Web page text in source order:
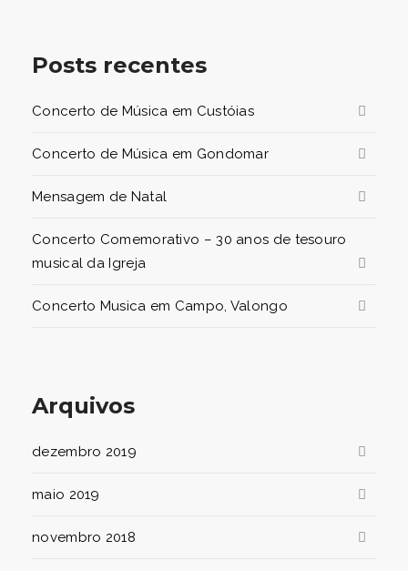
Posts recentes
Concerto de Música em Custóias
Concerto de Música em Gondomar
Mensagem de Natal
Concerto Comemorativo – 30 anos de tesouro
musical da Igreja
Concerto Musica em Campo, Valongo
Arquivos
dezembro 2019
maio 2019
novembro 2018